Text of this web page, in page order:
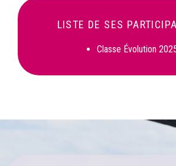
LISTE DE SES
Classe Évolution